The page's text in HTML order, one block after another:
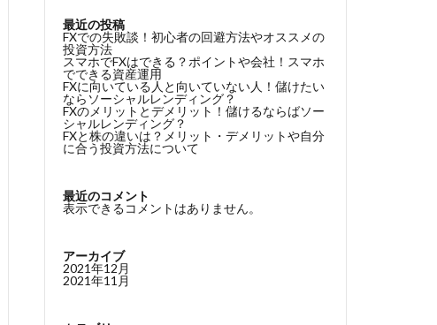
最近の投稿
FXでの失敗談！初心者の回避方法やオススメの
投資方法
スマホでFXはできる？ポイントや会社！スマホ
でできる資産運用
FXに向いている人と向いていない人！儲けたい
ならソーシャルレンディング？
FXのメリットとデメリット！儲けるならばソー
シャルレンディング？
FXと株の違いは？メリット・デメリットや自分
に合う投資方法について
最近のコメント
表示できるコメントはありません。
アーカイブ
2021年12月
2021年11月